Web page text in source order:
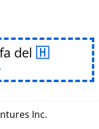
del
Inc.